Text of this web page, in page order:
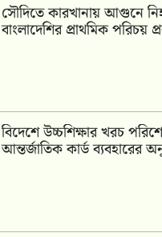
সৌদিতে কারখানায় আগুনে
বাংলাদেশির প্রাথমিক পরিচয়
বিদেশে উচ্চশিক্ষার খরচ
আন্তর্জাতিক কার্ড ব্যবহারের